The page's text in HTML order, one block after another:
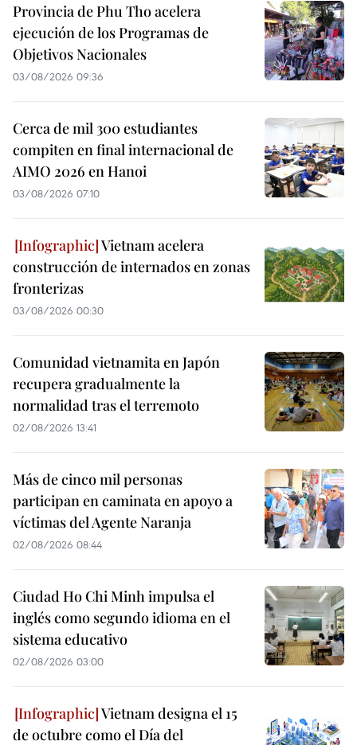
Provincia de Phu Tho acelera
ejecución de los Programas de
Objetivos Nacionales
03/08/2026 09:36
Cerca de mil 300 estudiantes
compiten en final internacional de
AIMO 2026 en Hanoi
03/08/2026 07:10
Vietnam acelera
construcción de internados en zonas
fronterizas
03/08/2026 00:30
Comunidad vietnamita en Japón
recupera gradualmente la
normalidad tras el terremoto
02/08/2026 13:41
Más de cinco mil personas
participan en caminata en apoyo a
víctimas del Agente Naranja
02/08/2026 08:44
Ciudad Ho Chi Minh impulsa el
inglés como segundo idioma en el
sistema educativo
02/08/2026 03:00
Vietnam designa el 15
de octubre como el Día del